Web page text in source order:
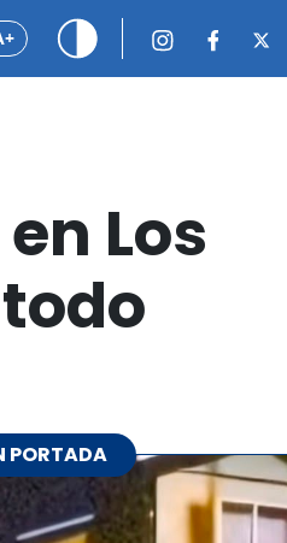
Los
PORTADA